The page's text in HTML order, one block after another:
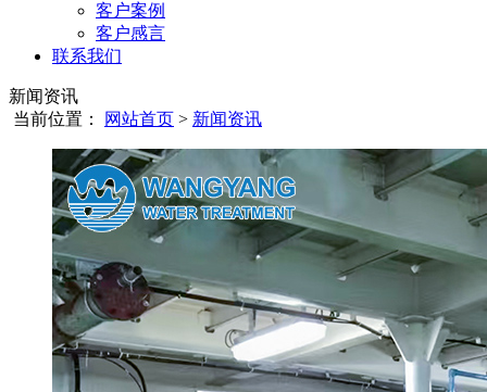
客户案例
客户感言
联系我们
新闻资讯
当前位置：
网站首页 > 新闻资讯